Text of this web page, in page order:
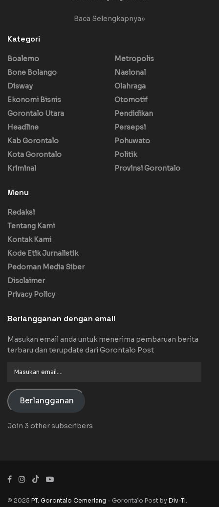
Baca Selengkapnya»
Kategori
Boalemo
Bone Bolango
Disway
Ekonomi Bisnis
Gorontalo Utara
Headline
Kab Gorontalo
Kota Gorontalo
Kriminal
Metropolis
Nasional
Olahraga
Otomotif
Pendidikan
Persepsi
Pohuwato
Politik
Provinsi Gorontalo
Menu
Redaksi
Tentang Kami
Kontak Kami
Kode Etik Jurnalistik
Pedoman Media Siber
Disclaimer
Privacy Policy
Berlangganan dengan email
Masukan email anda untuk menerima pembaruan berita
terbaru dan terupdate dari Gorontalo Post
Berlangganan
Join 3 other subscribers
© 2025 PT. Gorontalo Cemerlang - Gorontalo Post by Div-TI